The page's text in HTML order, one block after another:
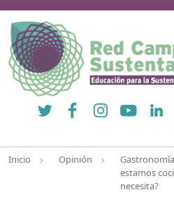
Twitter FacebookInstagramYouTube
Inicio Opinión
estamos
necesita?